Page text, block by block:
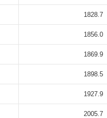
1828.7
1856.0
1869.9
1898.5
1927.9
2005.7